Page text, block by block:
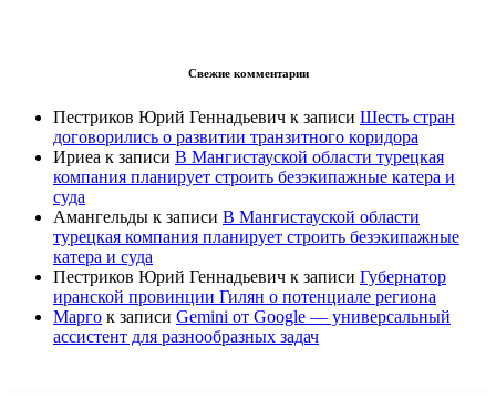
Свежие комментарии
Пестриков Юрий Геннадьевич к записи Шесть стран
договорились о развитии транзитного коридора
Ириеа к записи В Мангистауской области турецкая
компания планирует строить безэкипажные катера и
суда
Амангельды к записи В Мангистауской области
турецкая компания планирует строить безэкипажные
катера и суда
Пестриков Юрий Геннадьевич к записи Губернатор
иранской провинции Гилян о потенциале региона
Марго к записи Gemini от Google — универсальный
ассистент для разнообразных задач